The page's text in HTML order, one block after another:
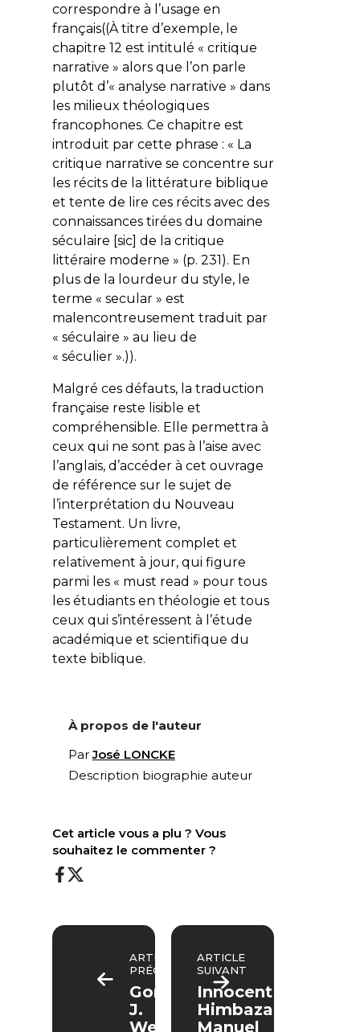
correspondre à l’usage en
français((À titre d’exemple, le
chapitre 12 est intitulé « critique
narrative » alors que l’on parle
plutôt d’« analyse narrative » dans
les milieux théologiques
francophones. Ce chapitre est
introduit par cette phrase : « La
critique narrative se concentre sur
les récits de la littérature biblique
et tente de lire ces récits avec des
connaissances tirées du domaine
séculaire [sic] de la critique
littéraire moderne » (p. 231). En
plus de la lourdeur du style, le
terme « secular» est
malencontreusement traduit par
« séculaire » au lieu de
« séculier ».)).
Malgré ces défauts, la traduction
française reste lisible et
compréhensible. Elle permettra à
ceux qui ne sont pas à l’aise avec
l’anglais, d’accéder à cet ouvrage
de référence sur le sujet de
l’interprétation du Nouveau
Testament. Un livre,
particulièrement complet et
relativement à jour, qui figure
parmi les « must read » pour tous
les étudiants en théologie et tous
ceux qui s’intéressent à l’étude
académique et scientifique du
texte biblique.
À propos de l'auteur
ParJosé LONCKE
Description biographie auteur
Cet article vous a plu ? Vous
souhaitez le commenter ?
ARTICLE
PRÉCÉDENT
Gordon
J.
Wenham,
ARTICLE
SUIVANT
Innocent
Himbaza,
Manuel